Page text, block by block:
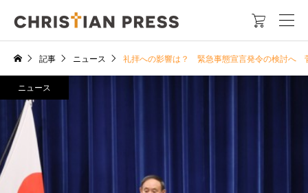

記事 ニュース 礼拝への影響は？ 緊急事態宣言発令の検討
ニュース